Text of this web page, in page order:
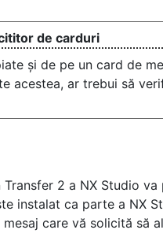
de carduri
și de pe un card de
acestea, ar trebui să
2 a NX Studio
instalat ca parte a NX
care vă solicită să